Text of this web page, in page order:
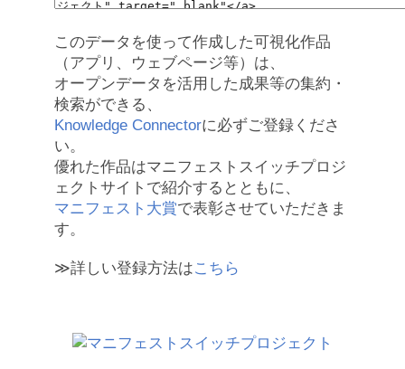
このデータを使って作成した可視化作品
（アプリ、ウェブページ等）は、
オープンデータを活用した成果等の集約・
検索ができる、
Knowledge Connectorに必ずご登録くださ
い。
優れた作品はマニフェストスイッチプロジ
ェクトサイトで紹介するとともに、
マニフェスト大賞で表彰させていただきま
す。
≫詳しい登録方法はこちら